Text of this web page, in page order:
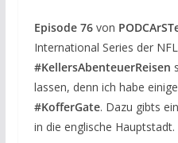
Episode 76 von
International Series der
#KellersAbenteuerReisen
lassen, denn ich habe
#KofferGate. Dazu gibts
in die englische Hauptstadt.